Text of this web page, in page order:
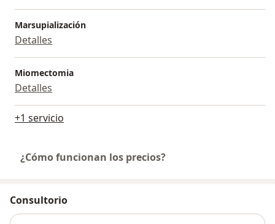
Marsupialización
Detalles
Miomectomia
Detalles
+1 servicio
¿Cómo funcionan los precios?
Consultorio